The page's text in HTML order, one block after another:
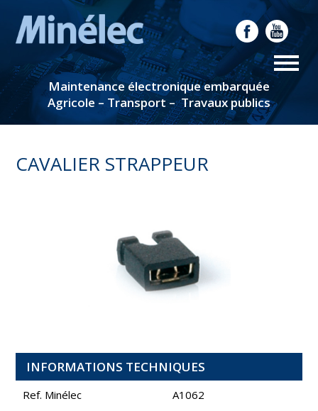
Maintenance électronique embarquée
Agricole – Transport – Travaux publics
CAVALIER STRAPPEUR
INFORMATIONS TECHNIQUES
Ref. Minélec A1062